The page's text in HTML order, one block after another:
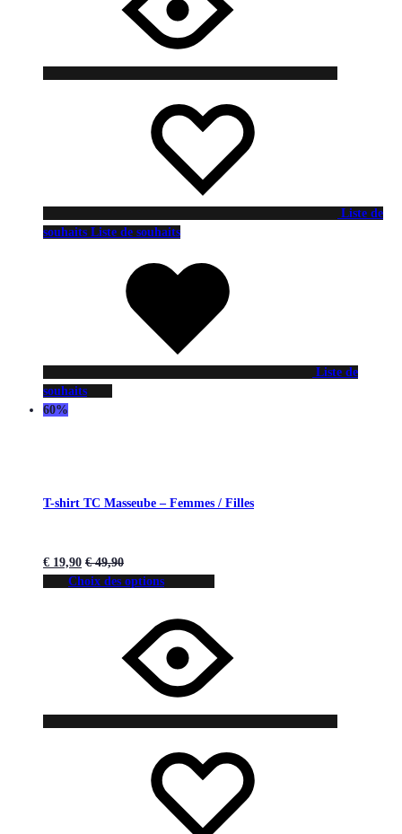
Liste de
souhaits Liste de souhaits
Liste de
souhaits
60%
T-shirt TC Masseube – Femmes / Filles
€ 19,90 €49,90
Choix des options